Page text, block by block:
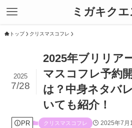
ミガキクエ
トップ クリスマスコフレ
2025年ブリリア
マスコフレ予約
は？中身ネタバ
いても紹介！
2025
7/28
PR クリスマスコフレ 2025年7月